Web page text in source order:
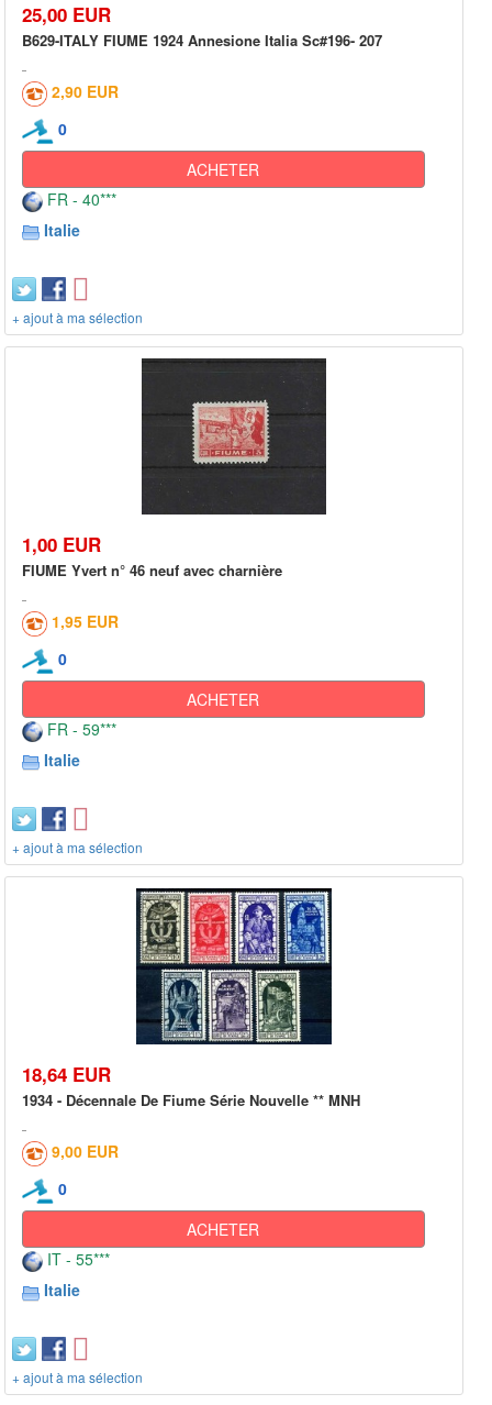
25,00 EUR
B629-ITALY FIUME 1924 Annesione Italia Sc#196- 207
2,90 EUR
0
ACHETER
FR - 40***
Italie
+ ajout à ma sélection
1,00 EUR
FIUME Yvert n° 46 neuf avec charnière
1,95 EUR
0
ACHETER
FR - 59***
Italie
+ ajout à ma sélection
18,64 EUR
1934 - Décennale De Fiume Série Nouvelle ** MNH
9,00 EUR
0
ACHETER
IT - 55***
Italie
+ ajout à ma sélection